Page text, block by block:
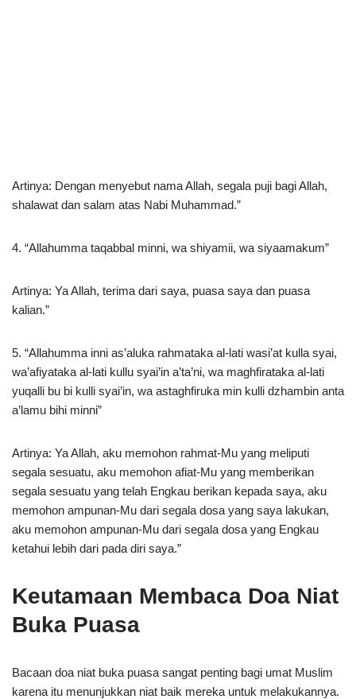
Artinya: Dengan menyebut nama Allah, segala puji bagi Allah,
shalawat dan salam atas Nabi Muhammad.”
4. “Allahumma taqabbal minni, wa shiyamii, wa siyaamakum”
Artinya: Ya Allah, terima dari saya, puasa saya dan puasa
kalian.”
5. “Allahumma inni as’aluka rahmataka al-lati wasi’at kulla syai,
wa’afiyataka al-lati kullu syai’in a’ta’ni, wa maghfirataka al-lati
yuqalli bu bi kulli syai’in, wa astaghfiruka min kulli dzhambin anta
a’lamu bihi minni”
Artinya: Ya Allah, aku memohon rahmat-Mu yang meliputi
segala sesuatu, aku memohon afiat-Mu yang memberikan
segala sesuatu yang telah Engkau berikan kepada saya, aku
memohon ampunan-Mu dari segala dosa yang saya lakukan,
aku memohon ampunan-Mu dari segala dosa yang Engkau
ketahui lebih dari pada diri saya.”
Keutamaan Membaca Doa Niat
Buka Puasa
Bacaan doa niat buka puasa sangat penting bagi umat Muslim
karena itu menunjukkan niat baik mereka untuk melakukannya.